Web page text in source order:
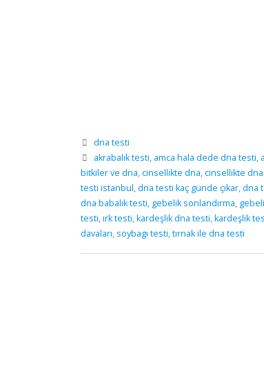
dna testi
akrabalık testi, amca hala dede dna testi,
bitkiler ve dna,cinsellikte dna,cinsellikte
testi istanbul,dna testi kaç günde çıkar,dna
dna babalık testi, gebelik sonlandırma,
testi,ırk testi,kardeşlik dna testi,kardeşlik
davaları, soybagı testi,tırnak ile dna testi